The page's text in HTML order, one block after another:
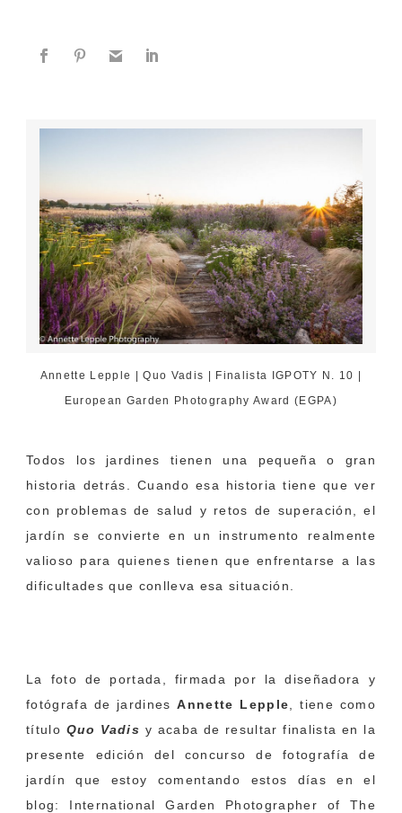
Annette Lepple | Quo Vadis | Finalista IGPOTY N. 10 |
European Garden Photography Award (EGPA)
Todos los jardines tienen una pequeña o gran
historia detrás. Cuando esa historia tiene que ver
con problemas de salud y retos de superación, el
jardín se convierte en un instrumento realmente
valioso para quienes tienen que enfrentarse a las
dificultades que conlleva esa situación.
La foto de portada, firmada por la diseñadora y
fotógrafa de jardinesAnnette Lepple , tiene como
título Quo Vadis y acaba de resultar finalista en la
presente edición del concurso de fotografía de
jardín que estoy comentando estos días en el
blog: International Garden Photographer of The